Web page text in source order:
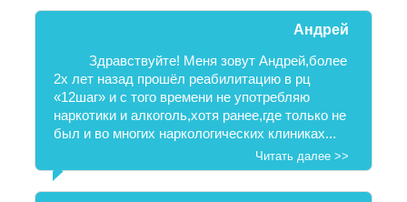
Андрей
Здравствуйте! Меня зовут Андрей,более
2х лет назад прошёл реабилитацию в рц
«12шаг» и с того времени не употребляю
наркотики и алкоголь,хотя ранее,где только не
был и во многих наркологических клиниках...
Читать далее >>